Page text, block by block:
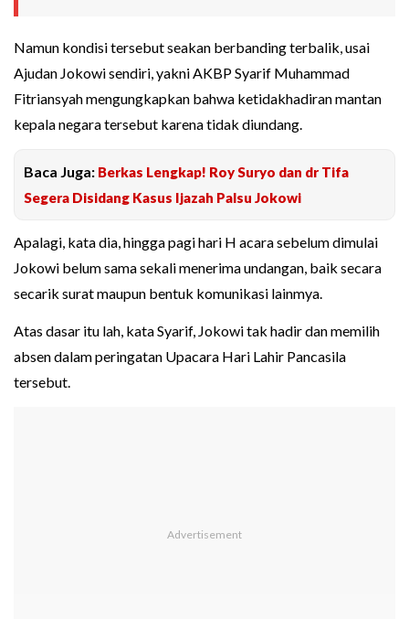
Namun kondisi tersebut seakan berbanding terbalik, usai
Ajudan Jokowi sendiri, yakni AKBP Syarif Muhammad
Fitriansyah mengungkapkan bahwa ketidakhadiran mantan
kepala negara tersebut karena tidak diundang.
Baca Juga: Berkas Lengkap! Roy Suryo dan dr Tifa
Segera Disidang Kasus Ijazah Palsu Jokowi
Apalagi, kata dia, hingga pagi hari H acara sebelum dimulai
Jokowi belum sama sekali menerima undangan, baik secara
secarik surat maupun bentuk komunikasi lainmya.
Atas dasar itu lah, kata Syarif, Jokowi tak hadir dan memilih
absen dalam peringatan Upacara Hari Lahir Pancasila
tersebut.